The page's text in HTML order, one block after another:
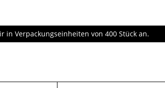
in Verpackungseinheiten von 400 Stück an.